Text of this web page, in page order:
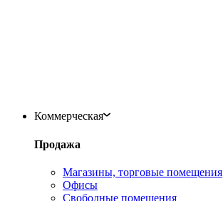
Коммерческая
Продажа
Магазины, торговые помещения
Офисы
Свободные помещения